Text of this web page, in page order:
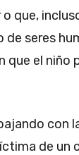
que,
seres
que el niño
con
de un